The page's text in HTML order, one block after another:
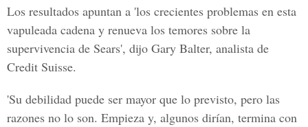
Los resultados apuntan a 'los crecientes problemas en esta
vapuleada cadena y renueva los temores sobre la
supervivencia de Sears', dijo Gary Balter, analista de
Credit Suisse.
'Su debilidad puede ser mayor que lo previsto, pero las
razones no lo son. Empieza y, algunos dirían, termina con